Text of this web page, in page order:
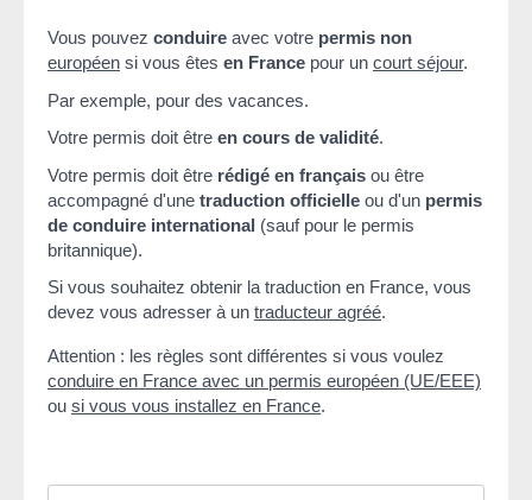
Vous pouvez conduire avec votre permis non
européen si vous êtes en France pour un court séjour.
Par exemple, pour des vacances.
Votre permis doit être en cours de validité.
Votre permis doit être rédigé en français ou être
accompagné d'une traduction officielle ou d'un permis
de conduire international (sauf pour le permis
britannique).
Si vous souhaitez obtenir la traduction en France, vous
devez vous adresser à un traducteur agréé.
Attention : les règles sont différentes si vous voulez
conduire en France avec un permis européen (UE/EEE)
ou si vous vous installez en France.